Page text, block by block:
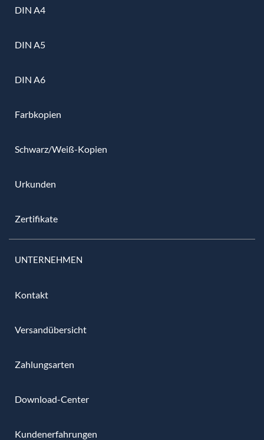
DIN A4
DIN A5
DIN A6
Farbkopien
Schwarz/Weiß-Kopien
Urkunden
Zertifikate
UNTERNEHMEN
Kontakt
Versandübersicht
Zahlungsarten
Download-Center
Kundenerfahrungen